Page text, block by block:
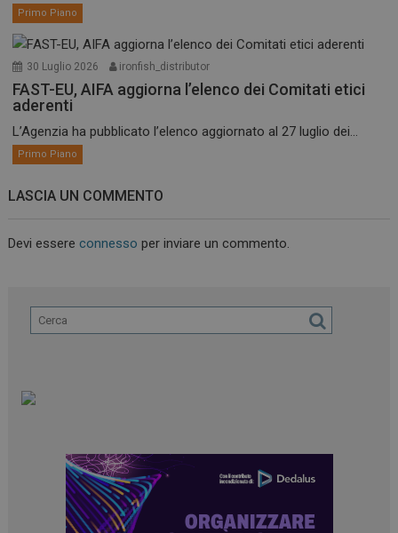
Primo Piano
30 Luglio 2026 ironfish_distributor
FAST-EU, AIFA aggiorna l’elenco dei Comitati etici
aderenti
L’Agenzia ha pubblicato l’elenco aggiornato al 27 luglio dei...
Primo Piano
LASCIA UN COMMENTO
Devi essereconnesso per inviare un commento.